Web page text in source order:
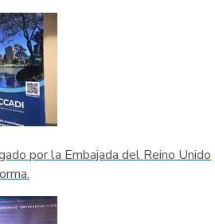
por la Embajada del Reino Unido